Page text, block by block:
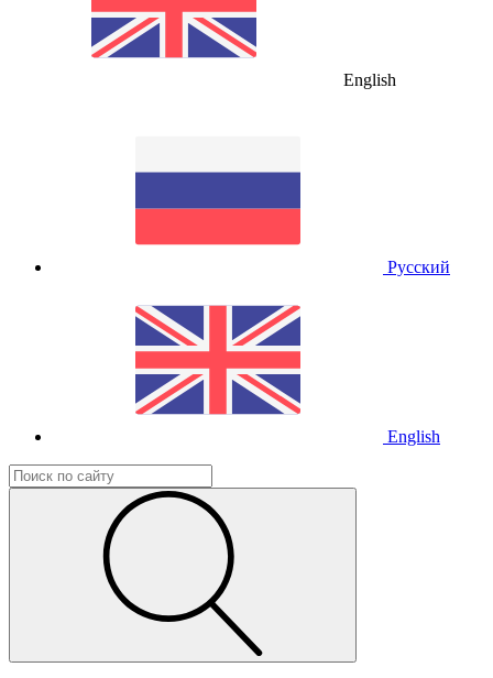
English
Русский
English